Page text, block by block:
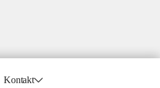
Kontakt